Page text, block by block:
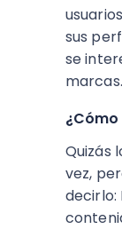
sus
se
marcas.
Quizás
vez,
decirlo: